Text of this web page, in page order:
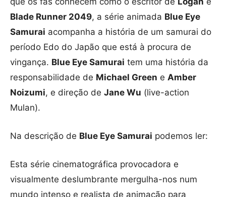
Blade Runner 2049, a série animada Blue Eye
Samurai acompanha a história de um samurai do
período Edo do Japão que está à procura de
vingança. Blue Eye Samurai tem uma história da
responsabilidade de Michael Green e Amber
Noizumi, e direção de Jane Wu (live-action
Mulan).
Na descrição de Blue Eye Samurai podemos ler:
Esta série cinematográfica provocadora e
visualmente deslumbrante mergulha-nos num
mundo intenso e realista de animação para